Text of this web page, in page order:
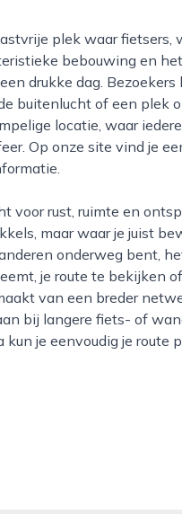
bebouwing en
drukke dag. Bezoekers
buitenlucht of een plek
locatie, waar
Op onze site vind je
maar waar je juist
onderweg bent,
je route te bekijken
van een breder
bij langere fiets- of
je eenvoudig je route